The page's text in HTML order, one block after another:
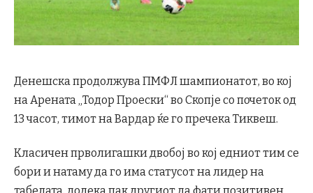
Денешска продолжува ПМФЛ шампионатот, во кој
на Арената „Тодор Проески“ во Скопје со почеток од
13 часот, тимот на Вардар ќе го пречека Тиквеш.
Класичен прволигашки двобој во кој едниот тим се
бори и натаму да го има статусот на лидер на